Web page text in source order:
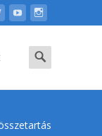
Search
for: